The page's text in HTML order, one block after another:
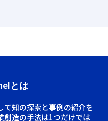
とは
知の探索と事例の紹介を
創造の手法は1つだけでは